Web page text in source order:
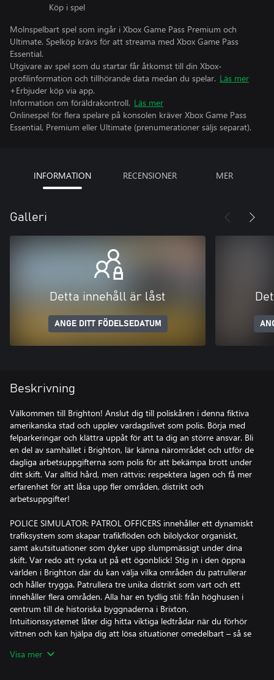
Köp i spel
Molnspelbart spel som ingår i Xbox Game Pass Premium och
Ultimate. Spelköp krävs för att streama med Xbox Game Pass
Essential.
Utgivare av spel som du startar får åtkomst till din Xbox-
profilinformation och tillhörande data medan du spelar. Läs mer
+Erbjuder köp via app.
Information om föräldrakontroll. Läs mer
Onlinespel för flera spelare på konsolen kräver Xbox Game Pass
Essential, Premium eller Ultimate (prenumerationer säljs separat).
INFORMATION RECENSIONER MER
Galleri
Detta innehåll är låst
ANGE DITT FÖDELSEDATUM
Beskrivning
Välkommen till Brighton! Anslut dig till poliskåren i denna fiktiva
amerikanska stad och upplev vardagslivet som polis. Börja med
felparkeringar och klättra uppåt för att ta dig an större ansvar. Bli
en del av samhället i Brighton, lär känna närområdet och utför de
dagliga arbetsuppgifterna som polis för att bekämpa brott under
ditt skift. Var alltid hård, men rättvis: respektera lagen och få mer
erfarenhet för att låsa upp fler områden, distrikt och
arbetsuppgifter!
POLICE SIMULATOR: PATROL OFFICERS innehåller ett dynamiskt
trafiksystem som skapar trafikflöden och bilolyckor organiskt,
samt akutsituationer som dyker upp slumpmässigt under dina
skift. Var redo att rycka ut på ett ögonblick! Stig in i den öppna
världen i Brighton där du kan välja vilka områden du patrullerar
och håller trygga. Patrullera tre unika distrikt som vart och ett
innehåller flera områden. Alla har en tydlig stil: från höghusen i
centrum till de historiska byggnaderna i Brixton.
Intuitionssystemet låter dig hitta viktiga ledtrådar när du förhör
vittnen och kan hjälpa dig att lösa situationer omedelbart – så se
arbetsuppgifter är ditt ansvar!
Visa mer